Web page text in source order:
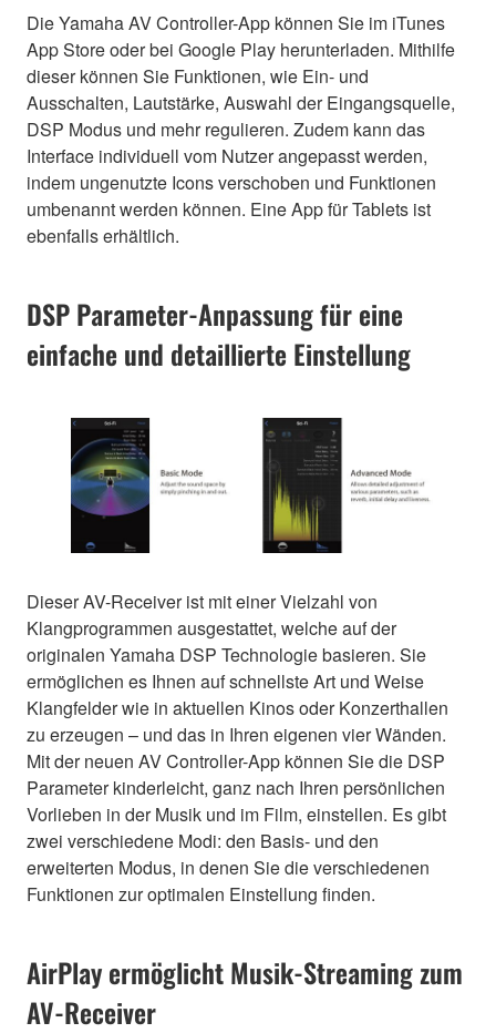
Die Yamaha AV Controller-App können Sie im iTunes
App Store oder bei Google Play herunterladen. Mithilfe
dieser können Sie Funktionen, wie Ein- und
Ausschalten, Lautstärke, Auswahl der Eingangsquelle,
DSP Modus und mehr regulieren. Zudem kann das
Interface individuell vom Nutzer angepasst werden,
indem ungenutzte Icons verschoben und Funktionen
umbenannt werden können. Eine App für Tablets ist
ebenfalls erhältlich.
DSP Parameter-Anpassung für eine
einfache und detaillierte Einstellung
Dieser AV-Receiver ist mit einer Vielzahl von
Klangprogrammen ausgestattet, welche auf der
originalen Yamaha DSP Technologie basieren. Sie
ermöglichen es Ihnen auf schnellste Art und Weise
Klangfelder wie in aktuellen Kinos oder Konzerthallen
zu erzeugen – und das in Ihren eigenen vier Wänden.
Mit der neuen AV Controller-App können Sie die DSP
Parameter kinderleicht, ganz nach Ihren persönlichen
Vorlieben in der Musik und im Film, einstellen. Es gibt
zwei verschiedene Modi: den Basis- und den
erweiterten Modus, in denen Sie die verschiedenen
Funktionen zur optimalen Einstellung finden.
AirPlay ermöglicht Musik-Streaming zum
AV-Receiver